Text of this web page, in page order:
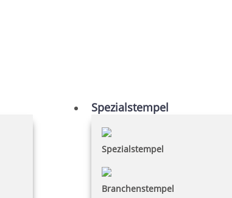
Spezialstempel
Spezialstempel
Branchenstempel